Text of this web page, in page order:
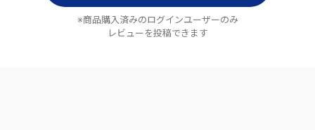
※商品購入済みのログインユーザーのみ
レビューを投稿できます